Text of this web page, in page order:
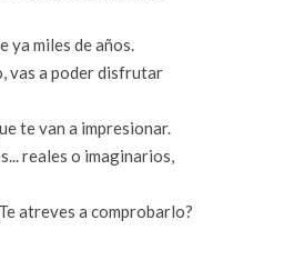
ya miles de años.
vas a poder disfrutar
te van a impresionar.
reales o imaginarios,
atreves a comprobarlo?